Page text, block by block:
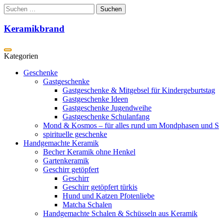
Zum
Inhalt
springen
Suchen
nach:
Keramikbrand
Geschenke
Gastgeschenke
Gastgeschenke & Mitgebsel für Kindergeburtstag
Gastgeschenke Ideen
Gastgeschenke Jugendweihe
Gastgeschenke Schulanfang
Mond & Kosmos – für alles rund um Mondphasen und
spirituelle geschenke
Handgemachte Keramik
Becher Keramik ohne Henkel
Gartenkeramik
Geschirr getöpfert
Geschirr
Geschirr getöpfert türkis
Hund und Katzen Pfotenliebe
Matcha Schalen
Handgemachte Schalen & Schüsseln aus Keramik